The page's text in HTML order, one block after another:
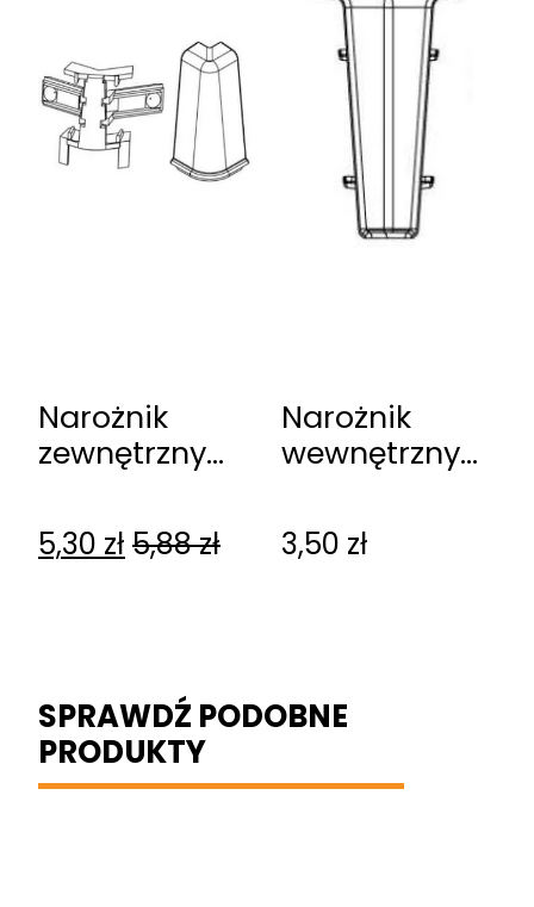
Narożnik
zewnętrzny
Cezar 60 (kpl.
z uchwytem)
5,30 zł 5,88zł
Narożnik
wewnętrzny
Cezar 60
3,50 zł
SPRAWDŹ PODOBNE
PRODUKTY